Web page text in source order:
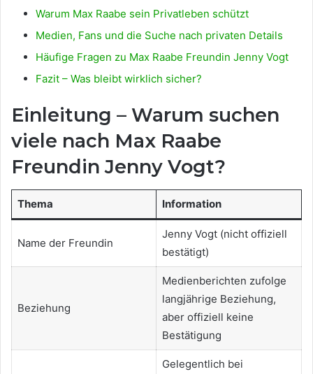
Warum Max Raabe sein Privatleben schützt
Medien, Fans und die Suche nach privaten Details
Häufige Fragen zu Max Raabe Freundin Jenny Vogt
Fazit – Was bleibt wirklich sicher?
Einleitung – Warum suchen
viele nach Max Raabe
Freundin Jenny Vogt?
Thema Information
Name der Freundin
Jenny Vogt (nicht offiziell
bestätigt)
Beziehung
Medienberichten zufolge
langjährige Beziehung,
aber offiziell keine
Bestätigung
Gelegentlich bei